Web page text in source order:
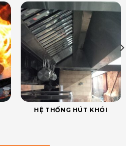
HỆ THỐNG HÚT KHÓI